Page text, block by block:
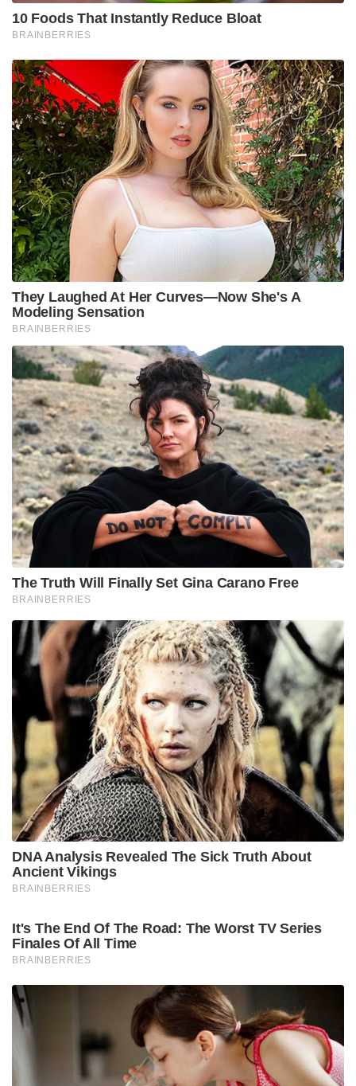
10 Foods That Instantly Reduce Bloat
BRAINBERRIES
They Laughed At Her Curves—Now She's A
Modeling Sensation
BRAINBERRIES
The Truth Will Finally Set Gina Carano Free
BRAINBERRIES
DNA Analysis Revealed The Sick Truth About
Ancient Vikings
BRAINBERRIES
It's The End Of The Road: The Worst TV Series
Finales Of All Time
BRAINBERRIES